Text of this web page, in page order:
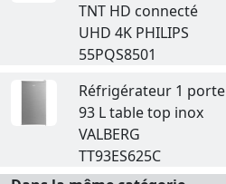
TNT HD connecté
UHD 4K PHILIPS
55PQS8501
Réfrigérateur 1 porte
93 L table top inox
VALBERG
TT93ES625C